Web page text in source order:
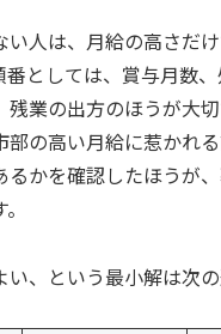
い人は、月給の高さだ
番としては、賞与月数
残業の出方のほうが大
部の高い月給に惹かれ
るかを確認したほうが
、という最小解は次の